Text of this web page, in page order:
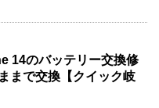
14のバッテリー交換修
まで交換【クイック岐